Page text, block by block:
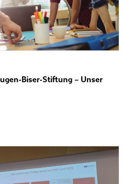
Biser-Stiftung – Unser